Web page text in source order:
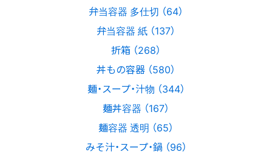
弁当容器 多仕切 （64）
弁当容器 紙 （137）
折箱 （268）
丼もの容器 （580）
麺・スープ・汁物 （344）
麺丼容器 （167）
麺容器 透明 （65）
みそ汁・スープ・鍋 （96）